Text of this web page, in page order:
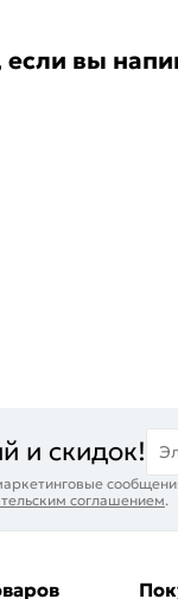
вы
и скидок!
соглашением.